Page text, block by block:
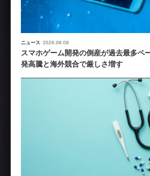
ニュース 2026.08.09
スマホゲーム開発の倒産が過去最多ペ
発高騰と海外競合で厳しさ増す